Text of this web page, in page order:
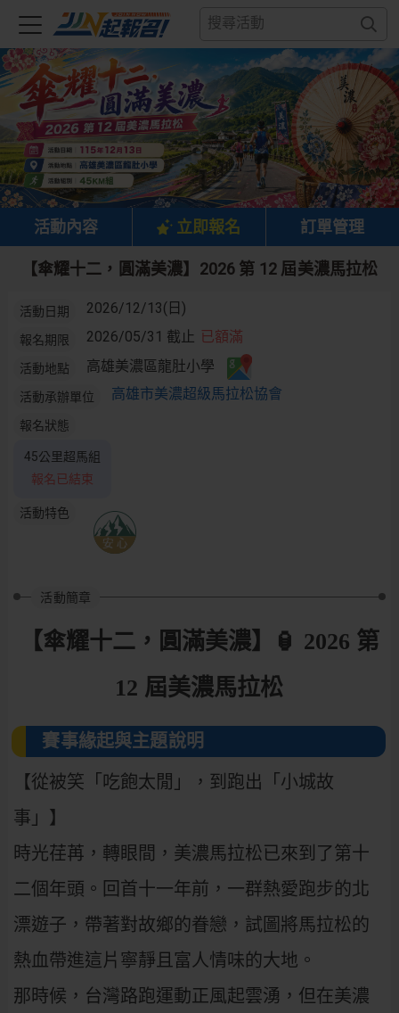
活動內容 立即報名 訂單管理
【傘耀十二，圓滿美濃】2026 第 12 屆美濃馬拉松
活動日期 2026/12/13(日)
報名期限 2026/05/31 截止 已額滿
活動地點 高雄美濃區龍肚小學
活動承辦單位 高雄市美濃超級馬拉松協會
報名狀態
45公里超馬組
報名已結束
活動特色
活動簡章
【傘耀十二，圓滿美濃】🏮 2026 第
12 屆美濃馬拉松
賽事緣起與主題說明
【從被笑「吃飽太閒」，到跑出「小城故
事」】
時光荏苒，轉眼間，美濃馬拉松已來到了第十
二個年頭。回首十一年前，一群熱愛跑步的北
漂遊子，帶著對故鄉的眷戀，試圖將馬拉松的
熱血帶進這片寧靜且富人情味的大地。
那時候，台灣路跑運動正風起雲湧，但在美濃